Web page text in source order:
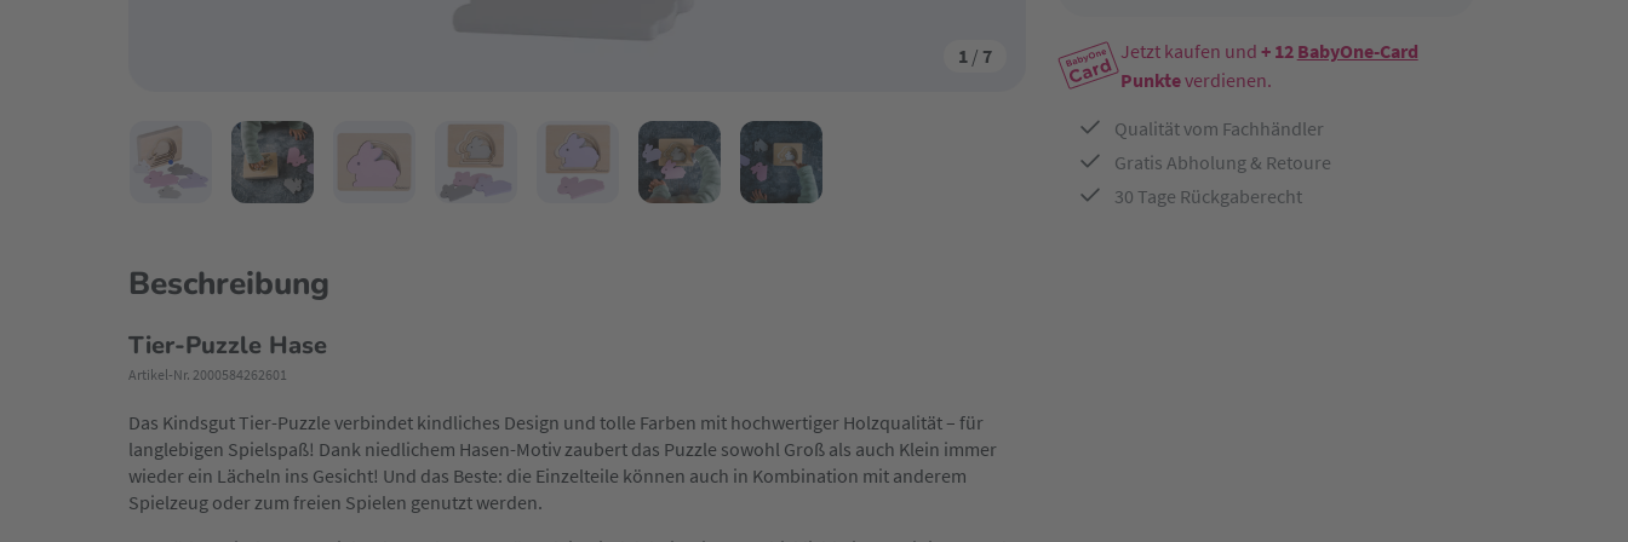
1 / 7 Jetzt kaufen und + 12 BabyOne-Card
Punkteverdienen.
Qualität vom Fachhändler
Gratis Abholung & Retoure
30 Tage Rückgaberecht
Beschreibung
Tier-Puzzle Hase
Artikel-Nr. 2000584262601
Das Kindsgut Tier-Puzzle verbindet kindliches Design und tolle Farben mit hochwertiger Holzqualität – für
langlebigen Spielspaß! Dank niedlichem Hasen-Motiv zaubert das Puzzle sowohl Groß als auch Klein immer
wieder ein Lächeln ins Gesicht! Und das Beste: die Einzelteile können auch in Kombination mit anderem
Spielzeug oder zum freien Spielen genutzt werden.